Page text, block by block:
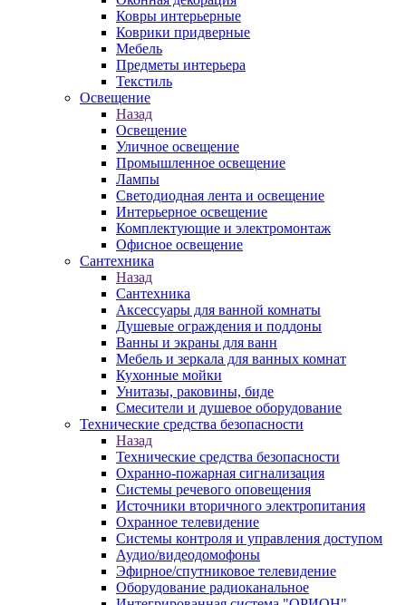
Ковры интерьерные
Коврики придверные
Мебель
Предметы интерьера
Текстиль
Освещение
Назад
Освещение
Уличное освещение
Промышленное освещение
Лампы
Светодиодная лента и освещение
Интерьерное освещение
Комплектующие и электромонтаж
Офисное освещение
Сантехника
Назад
Сантехника
Аксессуары для ванной комнаты
Душевые ограждения и поддоны
Ванны и экраны для ванн
Мебель и зеркала для ванных комнат
Кухонные мойки
Унитазы, раковины, биде
Смесители и душевое оборудование
Технические средства безопасности
Назад
Технические средства безопасности
Охранно-пожарная сигнализация
Системы речевого оповещения
Источники вторичного электропитания
Охранное телевидение
Системы контроля и управления доступом
Аудио/видеодомофоны
Эфирное/спутниковое телевидение
Оборудование радиоканальное